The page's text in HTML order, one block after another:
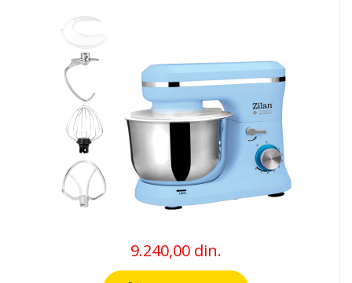
9.240,00 din.